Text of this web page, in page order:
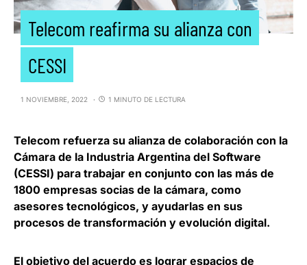
Telecom reafirma su alianza con
CESSI
1 NOVIEMBRE, 2022 1 MINUTO DE LECTURA
Telecom refuerza su alianza de colaboración con la
Cámara de la Industria Argentina del Software
(CESSI) para trabajar en conjunto con las más de
1800 empresas socias de la cámara, como
asesores tecnológicos, y ayudarlas en sus
procesos de transformación y evolución digital.
El objetivo del acuerdo es lograr espacios de